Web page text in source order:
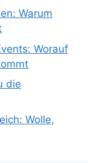
Warum
Worauf
die
Wolle,